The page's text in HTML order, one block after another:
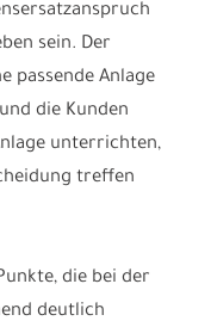
des
bzw. die hinter
sein. Der
passende Anlage
die Kunden
unterrichten,